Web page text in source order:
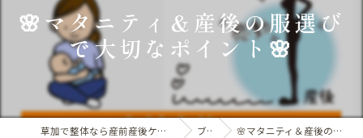
🌸マタニティ＆産後の服選び
で大切なポイント🌸
草加で整体なら産前産後ケア専門 かおりビューティサロン ブログ 🌸マタニティ＆産後の服選びで大切なポイント🌸